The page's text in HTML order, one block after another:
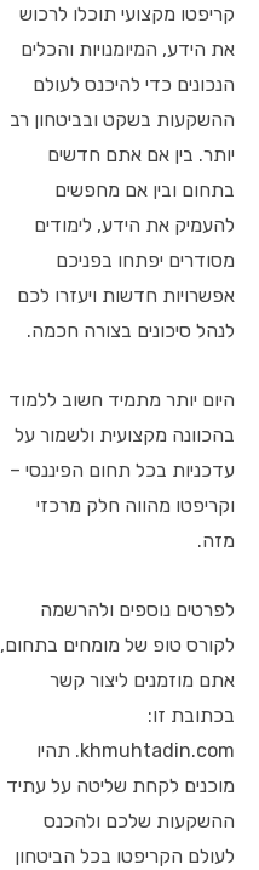
קריפטו מקצועי תוכלו לרכוש
את הידע, המיומנויות והכלים
הנכונים כדי להיכנס לעולם
ההשקעות בשקט ובביטחון רב
יותר. בין אם אתם חדשים
בתחום ובין אם מחפשים
להעמיק את הידע, לימודים
מסודרים יפתחו בפניכם
אפשרויות חדשות ויעזרו לכם
לנהל סיכונים בצורה חכמה.
היום יותר מתמיד חשוב ללמוד
בהכוונה מקצועית ולשמור על
עדכניות בכל תחום הפיננסי –
וקריפטו מהווה חלק מרכזי
מזה.
לפרטים נוספים ולהרשמה
לקורס טופ של מומחים בתחום,
אתם מוזמנים ליצור קשר
בכתובת זו:
khmuhtadin.com. תהיו
מוכנים לקחת שליטה על עתיד
ההשקעות שלכם ולהכנס
לעולם הקריפטו בכל הביטחון